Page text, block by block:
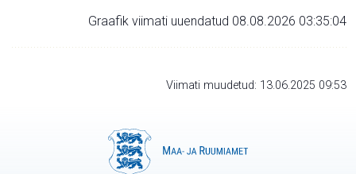
Graafik viimati uuendatud 08.08.2026 03:35:04
Viimati muudetud: 13.06.2025 09:53